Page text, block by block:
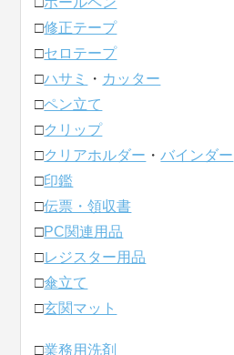
□修正テープ
□セロテープ
□ハサミ ・ カッター
□ペン立て
□クリップ
□クリアホルダー ・バインダー
□印鑑
□伝票・領収書
□PC関連用品
□レジスター用品
□傘立て
□玄関マット
□業務用洗剤